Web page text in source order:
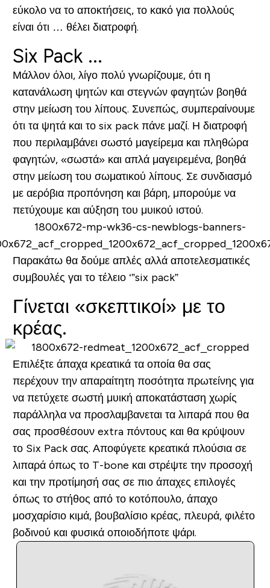
εύκολο να το αποκτήσεις, το κακό για πολλούς
είναι ότι … θέλει διατροφή.
Six Pack ...
Μάλλον όλοι, λίγο πολύ γνωρίζουμε, ότι η
κατανάλωση ψητών και στεγνών φαγητών βοηθά
στην μείωση του λίπους. Συνεπώς, συμπεραίνουμε
ότι τα ψητά και το six pack πάνε μαζί. Η διατροφή
που περιλαμβάνει σωστό μαγείρεμα και πληθώρα
φαγητών, «σωστά» και απλά μαγειρεμένα, βοηθά
στην μείωση του σωματικού λίπους. Σε συνδιασμό
με αερόβια προπόνηση και βάρη, μπορούμε να
πετύχουμε και αύξηση του μυικού ιστού.
Παρακάτω θα δούμε απλές αλλά αποτελεσματικές
συμβουλές γαι το τέλειο ‘”six pack”
Γίνεται «σκεπτικοί» με το
κρέας.
Επιλέξτε άπαχα κρεατικά τα οποία θα σας
περέχουν την απαραίτητη ποσότητα πρωτείνης για
να πετύχετε σωστή μυική αποκατάσταση χωρίς
παράλληλα να προσλαμβανεται τα λιπαρά που θα
σας προσθέσουν extra πόντους και θα κρύψουν
το Six Pack σας. Αποφύγετε κρεατικά πλούσια σε
λιπαρά όπως το T-bone και στρέψτε την προσοχή
και την προτίμησή σας σε πιο άπαχες επιλογές
όπως το στήθος από το κοτόπουλο, άπαχο
μοσχαρίσιο κιμά, βουβαλίσιο κρέας, πλευρά, φιλέτο
βοδινού και φυσικά οποιοδήποτε ψάρι.